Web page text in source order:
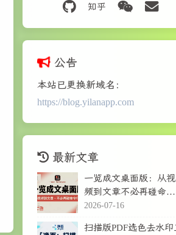
公告
本站已更换新域名：
https://blog.yilanapp.com
最新文章
一览成文桌面版：从视
频到文章不必再碰命令
行
2026-07-16
扫描版PDF选色去水印